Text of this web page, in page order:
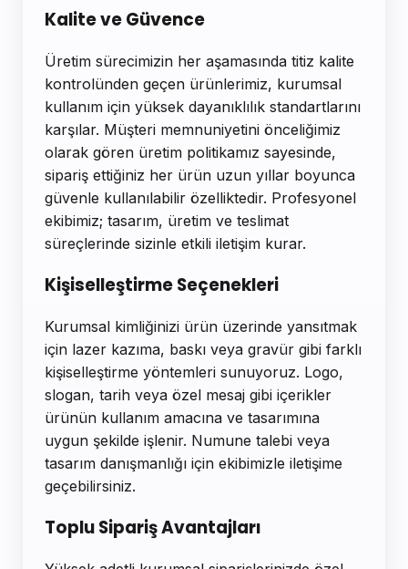
Kalite ve Güvence
Üretim sürecimizin her aşamasında titiz kalite
kontrolünden geçen ürünlerimiz, kurumsal
kullanım için yüksek dayanıklılık standartlarını
karşılar. Müşteri memnuniyetini önceliğimiz
olarak gören üretim politikamız sayesinde,
sipariş ettiğiniz her ürün uzun yıllar boyunca
güvenle kullanılabilir özelliktedir. Profesyonel
ekibimiz; tasarım, üretim ve teslimat
süreçlerinde sizinle etkili iletişim kurar.
Kişiselleştirme Seçenekleri
Kurumsal kimliğinizi ürün üzerinde yansıtmak
için lazer kazıma, baskı veya gravür gibi farklı
kişiselleştirme yöntemleri sunuyoruz. Logo,
slogan, tarih veya özel mesaj gibi içerikler
ürünün kullanım amacına ve tasarımına
uygun şekilde işlenir. Numune talebi veya
tasarım danışmanlığı için ekibimizle iletişime
geçebilirsiniz.
Toplu Sipariş Avantajları